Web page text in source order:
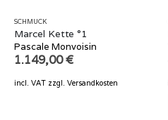
SCHMUCK
Marcel Kette °1
Pascale Monvoisin
1.149,00€
incl. VAT zzgl. Versandkosten